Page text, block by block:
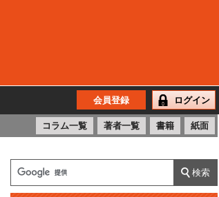
会員登録 ログイン
コラム一覧 著者一覧 書籍 紙面